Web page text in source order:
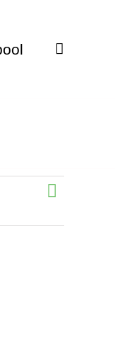
Ansichten-
Navigation
Liste